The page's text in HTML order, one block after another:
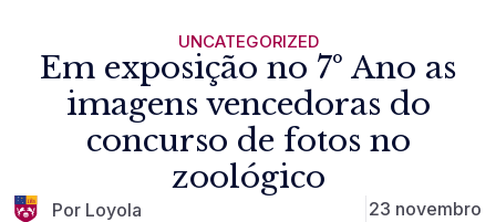
UNCATEGORIZED
Em exposição no 7º Ano as
imagens vencedoras do
concurso de fotos no
zoológico
Por Loyola
23 novembro